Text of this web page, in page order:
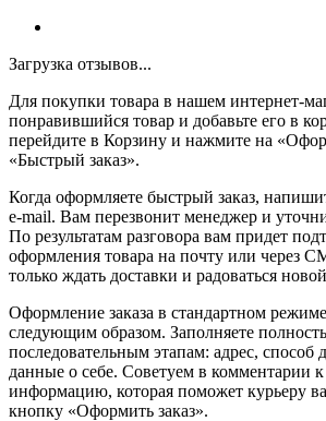
Загрузка отзывов...
Для покупки товара в нашем интернет-
понравившийся товар и добавьте его в
перейдите в Корзину и нажмите на
«Быстрый заказ».
Когда оформляете быстрый заказ,
e-mail. Вам перезвонит менеджер и
По результатам разговора вам придет
оформления товара на почту или через
только ждать доставки и радоваться
Оформление заказа в стандартном
следующим образом. Заполняете
последовательным этапам: адрес, способ
данные о себе. Советуем в комментарии к
информацию, которая поможет курьеру
кнопку «Оформить заказ».